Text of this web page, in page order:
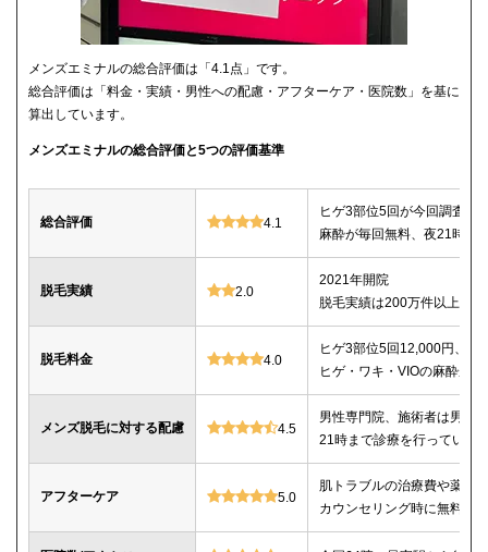
メンズエミナルの総合評価は「4.1点」です。
総合評価は「料金・実績・男性への配慮・アフターケア・医院数」を基に
算出しています。
メンズエミナルの総合評価と5つの評価基準
総合評価 4.1
ヒゲ3部位5回が今回調査し
麻酔が毎回無料、夜21時ま
脱毛実績 2.0
2021年開院
脱毛実績は200万件以上
脱毛料金 4.0
ヒゲ3部位5回12,000円、ヒ
ヒゲ・ワキ・VIOの麻酔が
メンズ脱毛に対する配慮 4.5
男性専門院、施術者は男性
21時まで診療を行っている
アフターケア 5.0
肌トラブルの治療費や薬代
カウンセリング時に無料で